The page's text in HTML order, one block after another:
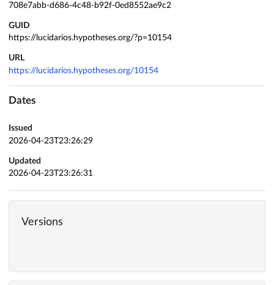
708e7abb-d686-4c48-b92f-0ed8552ae9c2
GUID
https://lucidarios.hypotheses.org/?p=10154
URL
https://lucidarios.hypotheses.org/10154
Dates
Issued
2026-04-23T23:26:29
Updated
2026-04-23T23:26:31
Versions